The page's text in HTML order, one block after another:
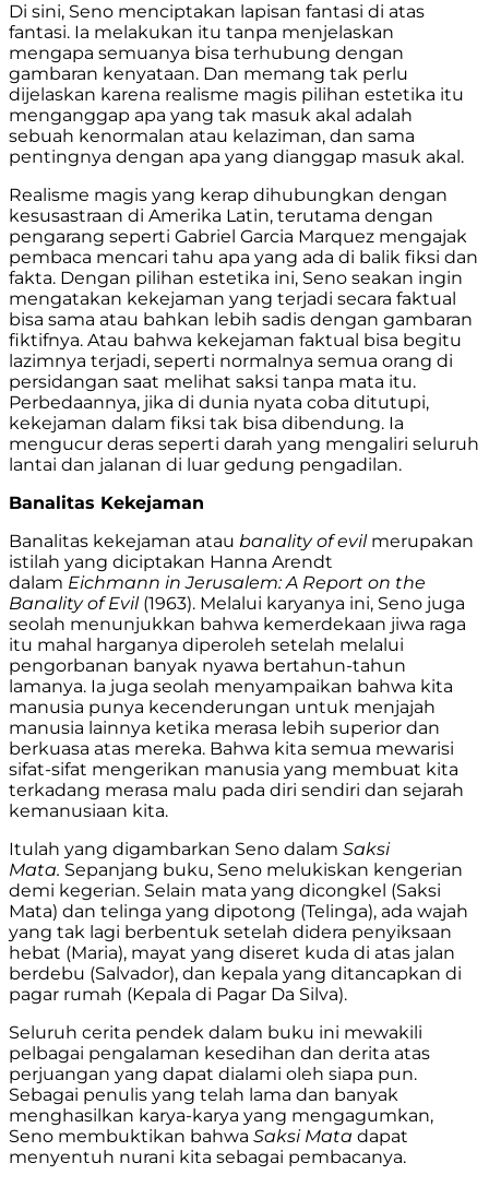
Di sini, Seno menciptakan lapisan fantasi di atas
fantasi. Ia melakukan itu tanpa menjelaskan
mengapa semuanya bisa terhubung dengan
gambaran kenyataan. Dan memang tak perlu
dijelaskan karena realisme magis pilihan estetika itu
menganggap apa yang tak masuk akal adalah
sebuah kenormalan atau kelaziman, dan sama
pentingnya dengan apa yang dianggap masuk akal.
Realisme magis yang kerap dihubungkan dengan
kesusastraan di Amerika Latin, terutama dengan
pengarang seperti Gabriel Garcia Marquez mengajak
pembaca mencari tahu apa yang ada di balik fiksi dan
fakta. Dengan pilihan estetika ini, Seno seakan ingin
mengatakan kekejaman yang terjadi secara faktual
bisa sama atau bahkan lebih sadis dengan gambaran
fiktifnya. Atau bahwa kekejaman faktual bisa begitu
lazimnya terjadi, seperti normalnya semua orang di
persidangan saat melihat saksi tanpa mata itu.
Perbedaannya, jika di dunia nyata coba ditutupi,
kekejaman dalam fiksi tak bisa dibendung. Ia
mengucur deras seperti darah yang mengaliri seluruh
lantai dan jalanan di luar gedung pengadilan.
Banalitas Kekejaman
Banalitas kekejaman atau banality of evil merupakan
istilah yang diciptakan Hanna Arendt
dalam Eichmann in Jerusalem: A Report on the
Banality of Evil (1963). Melalui karyanya ini, Seno juga
seolah menunjukkan bahwa kemerdekaan jiwa raga
itu mahal harganya diperoleh setelah melalui
pengorbanan banyak nyawa bertahun-tahun
lamanya. Ia juga seolah menyampaikan bahwa kita
manusia punya kecenderungan untuk menjajah
manusia lainnya ketika merasa lebih superior dan
berkuasa atas mereka. Bahwa kita semua mewarisi
sifat-sifat mengerikan manusia yang membuat kita
terkadang merasa malu pada diri sendiri dan sejarah
kemanusiaan kita.
Itulah yang digambarkan Seno dalam Saksi
Mata. Sepanjang buku, Seno melukiskan kengerian
demi kegerian. Selain mata yang dicongkel (Saksi
Mata) dan telinga yang dipotong (Telinga), ada wajah
yang tak lagi berbentuk setelah didera penyiksaan
hebat (Maria), mayat yang diseret kuda di atas jalan
berdebu (Salvador), dan kepala yang ditancapkan di
pagar rumah (Kepala di Pagar Da Silva).
Seluruh cerita pendek dalam buku ini mewakili
pelbagai pengalaman kesedihan dan derita atas
perjuangan yang dapat dialami oleh siapa pun.
Sebagai penulis yang telah lama dan banyak
menghasilkan karya-karya yang mengagumkan,
Seno membuktikan bahwa Saksi Mata dapat
menyentuh nurani kita sebagai pembacanya.